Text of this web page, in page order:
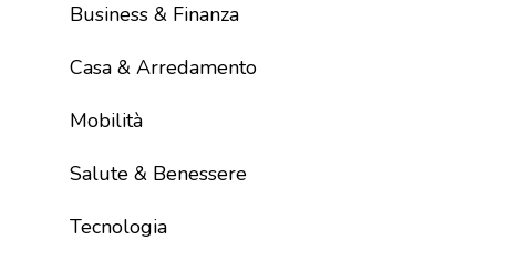
Business & Finanza
Casa & Arredamento
Mobilità
Salute & Benessere
Tecnologia